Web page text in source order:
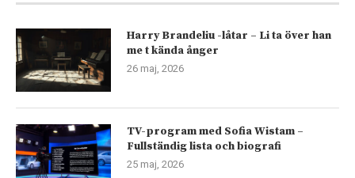
Harry Brandeliu -låtar – Li ta över han
me t kända ånger
26 maj, 2026
TV-program med Sofia Wistam –
Fullständig lista och biografi
25 maj, 2026